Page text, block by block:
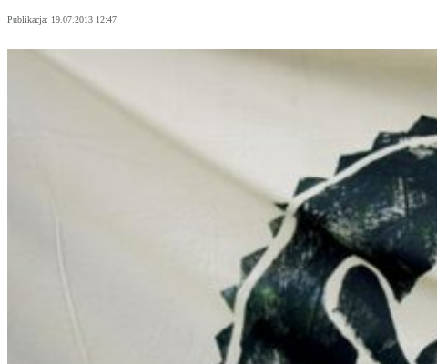
Publikacja: 19.07.2013 12:47